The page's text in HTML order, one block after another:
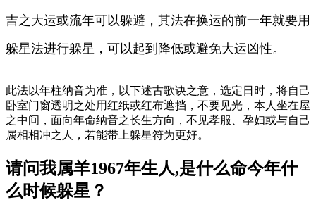
吉之大运或流年可以躲避，其法在换运的前一年就要用
躲星法进行躲星，可以起到降低或避免大运凶性。
此法以年柱纳音为准，以下述古歌诀之意，选定日时，将自己
卧室门窗透明之处用红纸或红布遮挡，不要见光，本人坐在屋
之中间，面向年命纳音之长生方向，不见孝服、孕妇或与自己
属相相冲之人，若能带上躲星符为更好。
请问我属羊1967年生人,是什么命今年什
么时候躲星？